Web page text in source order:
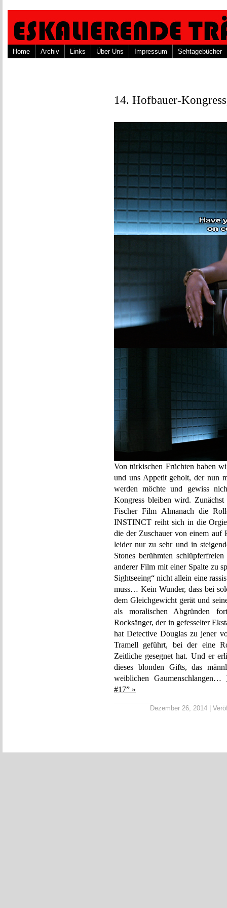
Home Archiv Links Über Uns Impressum Sehtagebücher
14. Hofbauer-
Von türkischen Früchten haben
und uns Appetit geholt, der nun
werden möchte und gewiss
Kongress bleiben wird.
Fischer Film Almanach die
INSTINCT reiht sich in die
die der Zuschauer von einem auf
leider nur zu sehr und in
Stones berühmten
anderer Film mit einer Spalte zu
Sightseeing“ nicht allein eine
muss… Kein Wunder, dass bei
dem Gleichgewicht gerät und
als moralischen Abgründen
Rocksänger, der in gefesselter
hat Detective Douglas zu jener
Tramell geführt, bei der eine
Zeitliche gesegnet hat. Und er
dieses blonden Gifts, das
weiblichen Gaumenschlangen…
#17” »
Dezember 26, 2014 |